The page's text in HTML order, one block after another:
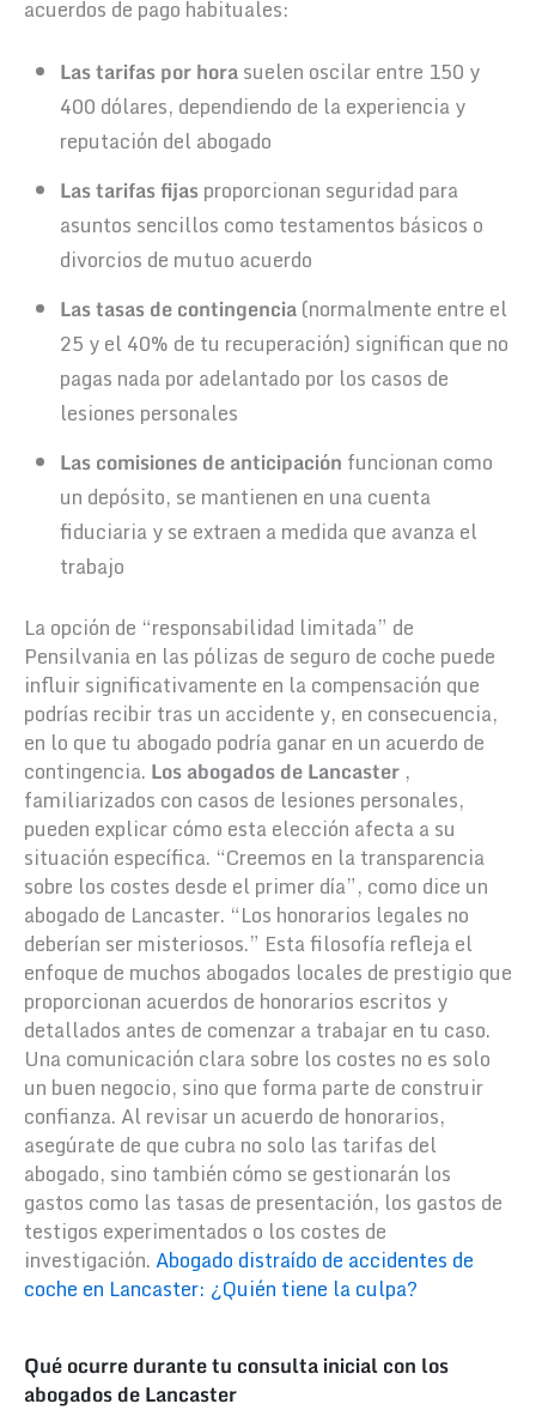
acuerdos de pago habituales:
Las tarifas por horasuelen oscilar entre 150 y
400 dólares, dependiendo de la experiencia y
reputación del abogado
Las tarifas fijasproporcionan seguridad para
asuntos sencillos como testamentos básicos o
divorcios de mutuo acuerdo
Las tasas de contingencia(normalmente entre el
25 y el 40% de tu recuperación) significan que no
pagas nada por adelantado por los casos de
lesiones personales
Las comisiones de anticipación funcionan como
un depósito, se mantienen en una cuenta
fiduciaria y se extraen a medida que avanza el
trabajo
La opción de “responsabilidad limitada” de
Pensilvania en las pólizas de seguro de coche puede
influir significativamente en la compensación que
podrías recibir tras un accidente y, en consecuencia,
en lo que tu abogado podría ganar en un acuerdo de
contingencia. Los abogados de Lancaster ,
familiarizados con casos de lesiones personales,
pueden explicar cómo esta elección afecta a su
situación específica. “Creemos en la transparencia
sobre los costes desde el primer día”, como dice un
abogado de Lancaster. “Los honorarios legales no
deberían ser misteriosos.” Esta filosofía refleja el
enfoque de muchos abogados locales de prestigio que
proporcionan acuerdos de honorarios escritos y
detallados antes de comenzar a trabajar en tu caso.
Una comunicación clara sobre los costes no es solo
un buen negocio, sino que forma parte de construir
confianza. Al revisar un acuerdo de honorarios,
asegúrate de que cubra no solo las tarifas del
abogado, sino también cómo se gestionarán los
gastos como las tasas de presentación, los gastos de
testigos experimentados o los costes de
investigación.Abogado distraído de accidentes de
coche en Lancaster: ¿Quién tiene la culpa?
Qué ocurre durante tu consulta inicial con los
abogados de Lancaster